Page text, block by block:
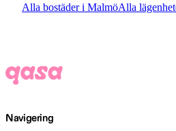
Alla bostäder i MalmöAlla
Navigering